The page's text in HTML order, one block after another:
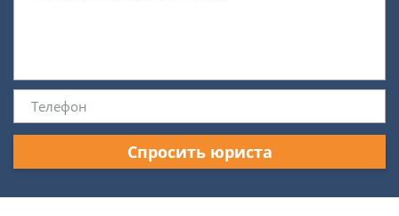
Спросить юриста